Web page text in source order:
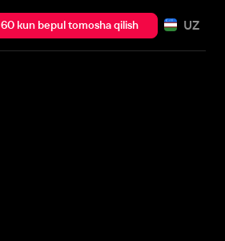
60 kun bepul tomosha qilish UZ